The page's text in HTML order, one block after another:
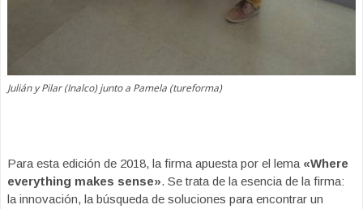
Julián y Pilar (Inalco) junto a Pamela (tureforma)
Para esta edición de 2018, la firma apuesta por el lema «Where
everything makes sense». Se trata de la esencia de la firma:
la innovación, la búsqueda de soluciones para encontrar un